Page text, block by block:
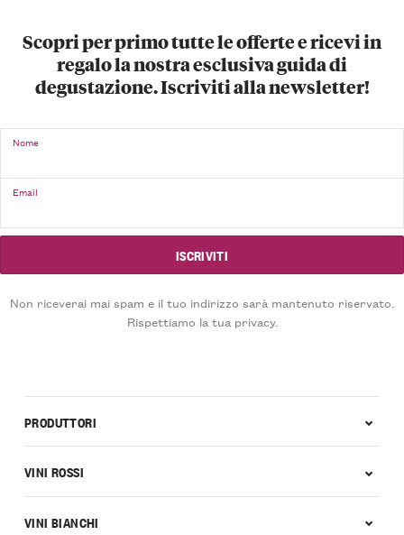
Scopri per primo tutte le offerte e ricevi in
regalo la nostra esclusiva guida di
degustazione. Iscriviti alla newsletter!
Nome
Email
Non riceverai mai spam e il tuo indirizzo sarà mantenuto riservato.
Rispettiamo la tua privacy.
PRODUTTORI
VINI ROSSI
VINI BIANCHI